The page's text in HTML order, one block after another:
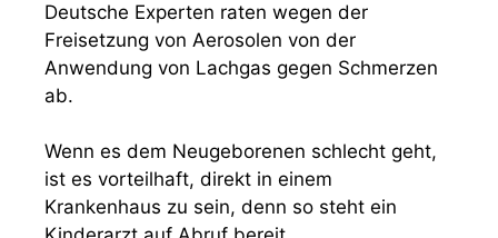
Deutsche Experten raten wegen der
Freisetzung von Aerosolen von der
Anwendung von Lachgas gegen Schmerzen
ab.
Wenn es dem Neugeborenen schlecht geht,
ist es vorteilhaft, direkt in einem
Krankenhaus zu sein, denn so steht ein